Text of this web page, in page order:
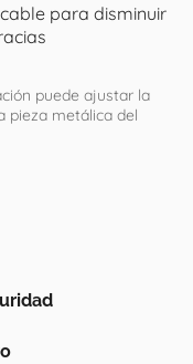
para disminuir
puede ajustar la
pieza metálica del